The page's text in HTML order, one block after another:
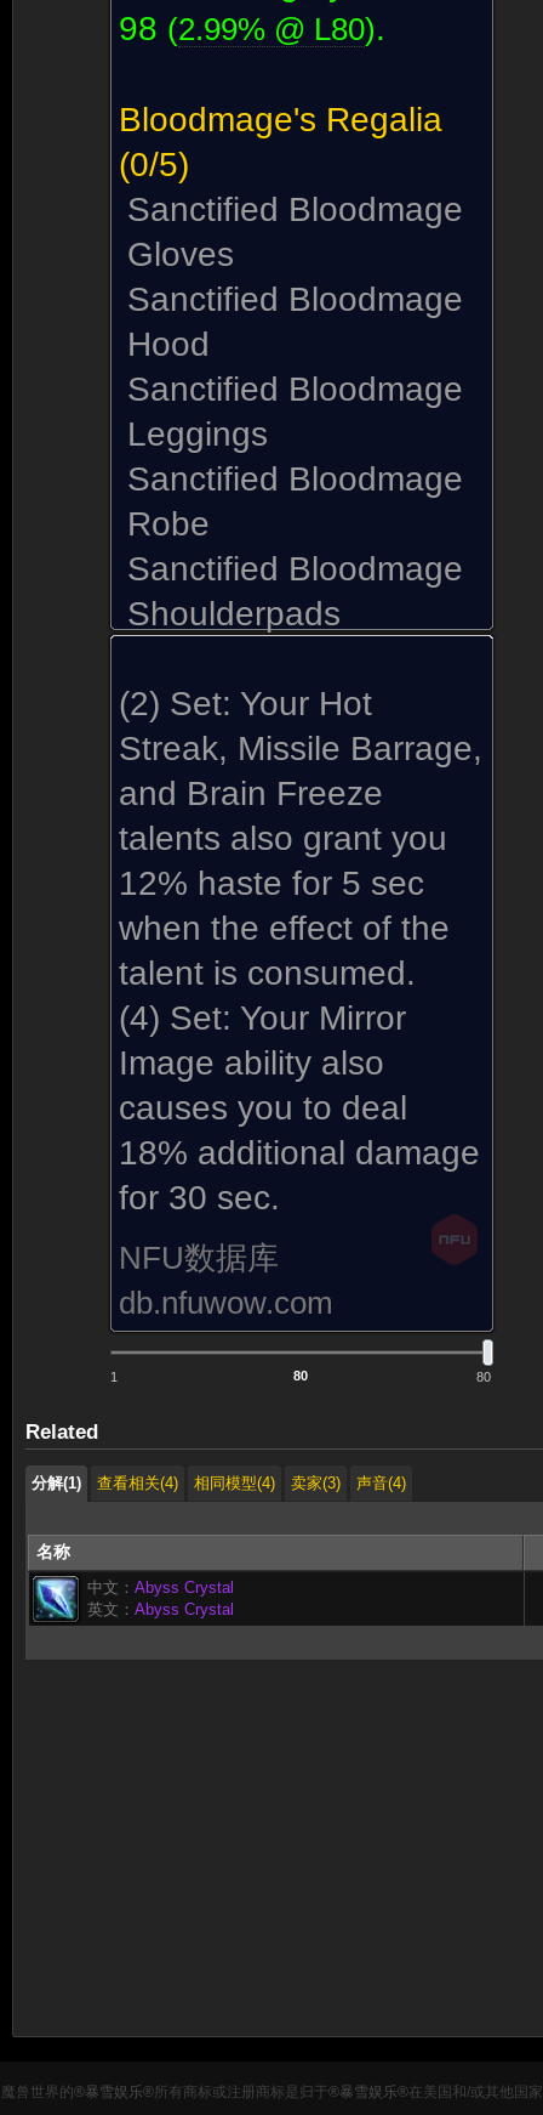
98 (2.99% @ L80).
Bloodmage's Regalia
(0/5)
Sanctified Bloodmage
Gloves
Sanctified Bloodmage
Hood
Sanctified Bloodmage
Leggings
Sanctified Bloodmage
Robe
Sanctified Bloodmage
Shoulderpads
(2) Set: Your Hot
Streak, Missile Barrage,
and Brain Freeze
talents also grant you
12% haste for 5 sec
when the effect of the
talent is consumed.
(4) Set: Your Mirror
Image ability also
causes you to deal
18% additional damage
for 30 sec.
NFU数据库
db.nfuwow.com
1 80
Related
分解(1) 查看相关(4) 相同模型(4) 卖家(3) 声音(4)
名称
中文： Abyss Crystal
英文： Abyss Crystal
魔兽世界的®暴雪娱乐®所有商标或注册商标是归于®暴雪娱乐®在美国和/或其他国